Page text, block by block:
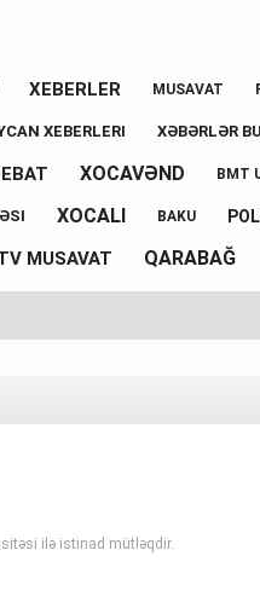
XEBERLER MUSAVAT
XEBERLERI XƏBƏRLƏR
XOCAVƏND BMT
XOCALI BAKU
MUSAVAT QARABAĞ
ilə istinad mütləqdir.